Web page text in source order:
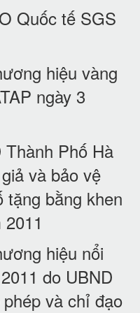
Quốc tế SGS
hiệu vàng
ngày 3
Phố Hà
và bảo vệ
tặng bằng khen
hiệu nổi
do UBND
và chỉ đạo